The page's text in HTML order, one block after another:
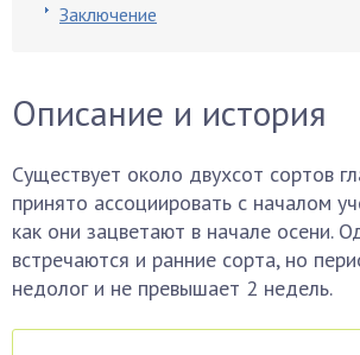
Заключение
Описание и история
Существует около двухсот сортов
принято ассоциировать с началом
как они зацветают в начале осени.
встречаются и ранние сорта, но
недолог и не превышает 2 недель.